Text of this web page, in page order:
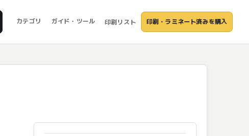
カテゴリ ガイド・ツール 印刷リスト 印刷・ラミネート済みを購入